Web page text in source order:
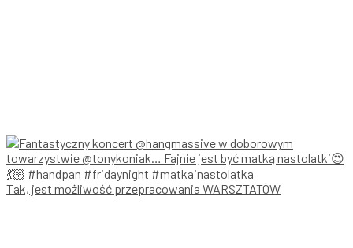
Tak, jest możliwość przepracowania WARSZTATÓW